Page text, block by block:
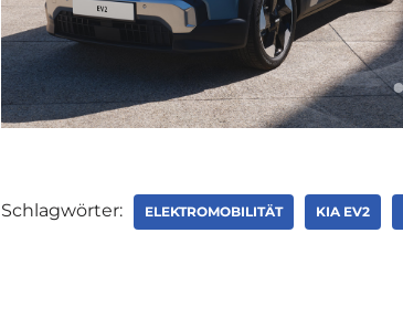
Schlagwörter: ELEKTROMOBILITÄT KIA EV2